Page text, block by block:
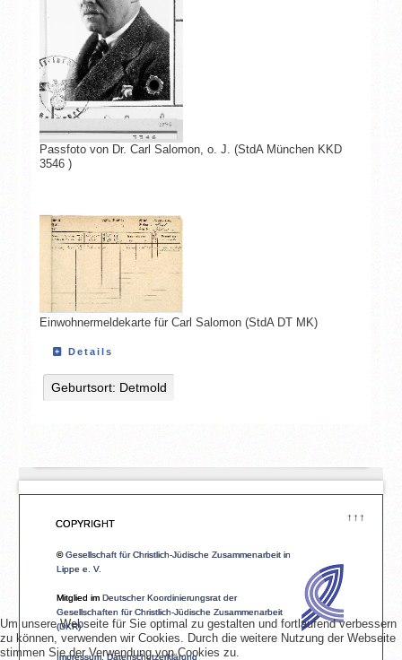
↑↑↑
COPYRIGHT
©Gesellschaft für Christlich-Jüdische Zusammenarbeit in
Lippe e. V.
Mitglied imDeutscher Koordinierungsrat der
Gesellschaften für Christlich-Jüdische Zusammenarbeit
(DKR)
Impressum, Datenschutzerklärung
Passfoto von Dr. Carl Salomon, o. J. (StdA München KKD
3546 )
Einwohnermeldekarte für Carl Salomon (StdA DT MK)
Details
Geburtsort: Detmold
Um unsere Webseite für Sie optimal zu gestalten und fortlaufend verbessern
zu können, verwenden wir Cookies. Durch die weitere Nutzung der Webseite
stimmen Sie der Verwendung von Cookies zu.